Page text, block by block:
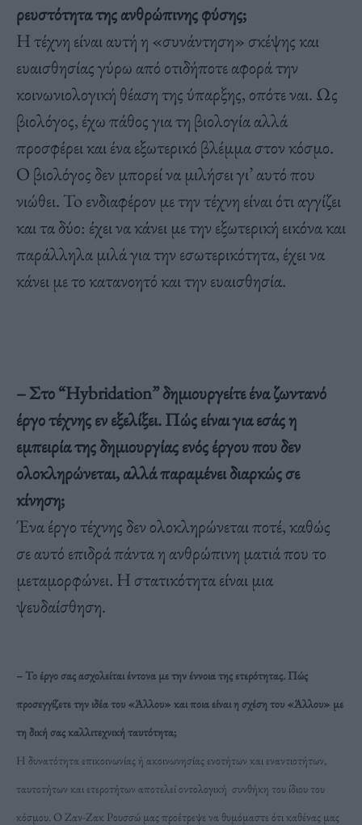
ρευστότητα της ανθρώπινης φύσης;
Η τέχνη είναι αυτή η «συνάντηση» σκέψης και
ευαισθησίας γύρω από οτιδήποτε αφορά την
κοινωνιολογική θέαση της ύπαρξης, οπότε ναι. Ως
βιολόγος, έχω πάθος για τη βιολογία αλλά
προσφέρει και ένα εξωτερικό βλέμμα στον κόσμο.
O βιολόγος δεν μπορεί να μιλήσει γι’ αυτό που
νιώθει. To ενδιαφέρον με την τέχνη είναι ότι αγγίζει
και τα δύο: έχει να κάνει με την εξωτερική εικόνα και
παράλληλα μιλά για την εσωτερικότητα, έχει να
κάνει με το κατανοητό και την ευαισθησία.
– Στο “Hybridation”δημιουργείτε ένα ζωντανό
έργο τέχνης εν εξελίξει. Πώς είναι για εσάς η
εμπειρία της δημιουργίας ενός έργου που δεν
ολοκληρώνεται, αλλά παραμένει διαρκώς σε
κίνηση;
Ένα έργο τέχνης δεν ολοκληρώνεται ποτέ, καθώς
σε αυτό επιδρά πάντα η ανθρώπινη ματιά που το
μεταμορφώνει. Η στατικότητα είναι μια
ψευδαίσθηση.
– Το έργο σας ασχολείται έντονα με την έννοια της ετερότητας. Πώς
προσεγγίζετε την ιδέα του «Άλλου» και ποια είναι η σχέση του «Άλλου» με
τη δική σας καλλιτεχνική ταυτότητα;
Η δυνατότητα επικοινωνίας ή ακοινωνησίας ενοτήτων και εναντιοτήτων,
ταυτοτήτων και ετεροτήτων αποτελεί οντολογική συνθήκη του ίδιου του
κόσμου. Ο Ζαν-Ζακ Ρουσσώ μας προέτρεψε να θυμόμαστε ότι καθένας μας